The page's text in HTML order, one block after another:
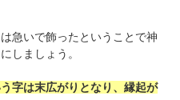
急いで飾ったということで神
しましょう。
字は末広がりとなり、縁起が